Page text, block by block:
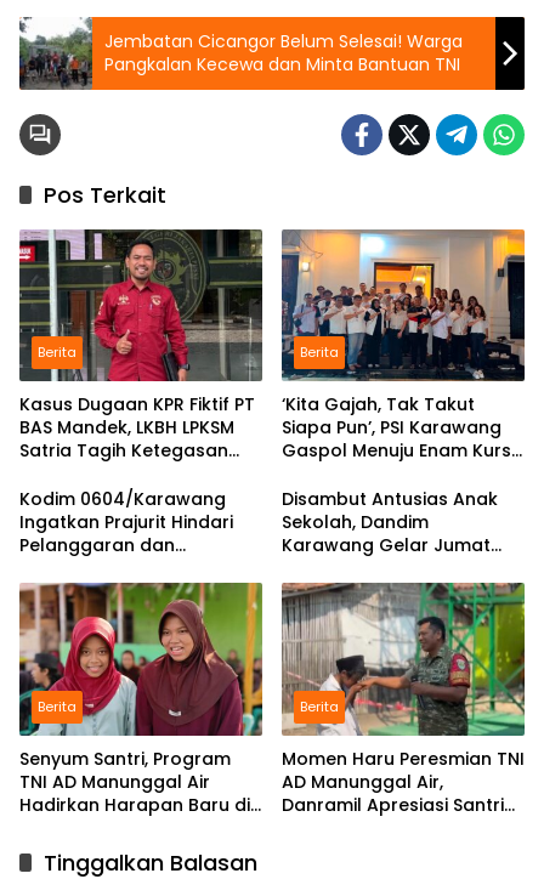
Jembatan Cicangor Belum Selesai! Warga
Pangkalan Kecewa dan Minta Bantuan TNI
Pos Terkait
Berita
Kasus Dugaan KPR Fiktif PT
BAS Mandek, LKBH LPKSM
Satria Tagih Ketegasan
Berita
‘Kita Gajah, Tak Takut
Siapa Pun’, PSI Karawang
Gaspol Menuju Enam Kursi
Kodim 0604/Karawang
Ingatkan Prajurit Hindari
Pelanggaran dan
Disambut Antusias Anak
Sekolah, Dandim
Karawang Gelar Jumat
Berita
Senyum Santri, Program
TNI AD Manunggal Air
Hadirkan Harapan Baru di
Berita
Momen Haru Peresmian TNI
AD Manunggal Air,
Danramil Apresiasi Santri
Tinggalkan Balasan